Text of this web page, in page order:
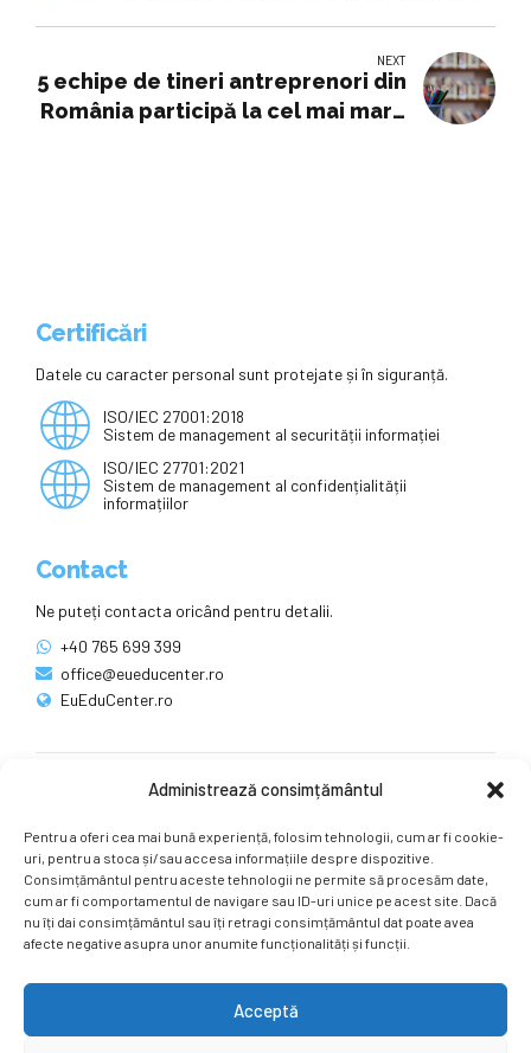
Administrează consimțământul
Pentru a oferi cea mai bună experiență, folosim tehnologii, cum ar fi cookie-
uri, pentru a stoca și/sau accesa informațiile despre dispozitive.
Consimțământul pentru aceste tehnologii ne permite să procesăm date,
cum ar fi comportamentul de navigare sau ID-uri unice pe acest site. Dacă
nu îți dai consimțământul sau îți retragi consimțământul dat poate avea
afecte negative asupra unor anumite funcționalități și funcții.
Acceptă
NEXT
5 echipe de tineri antreprenori din
România participă la cel mai mare
Certificări
Datele cu caracter personal sunt protejate și în siguranță.
ISO/IEC 27001:2018
Sistem de management al securității informației
ISO/IEC 27701:2021
Sistem de management al confidențialității
informațiilor
Contact
Ne puteți contacta oricând pentru detalii.
+40 765 699 399
office@eueducenter.ro
EuEduCenter.ro
Ne puteți găsi și pe rețelele sociale.